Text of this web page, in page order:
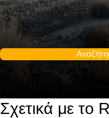
Σχετικά με το